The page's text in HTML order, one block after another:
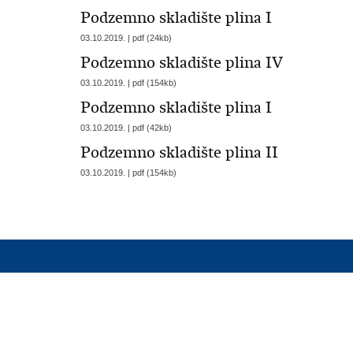
Podzemno skladište plina I
03.10.2019. | pdf (24kb)
Podzemno skladište plina IV
03.10.2019. | pdf (154kb)
Podzemno skladište plina I
03.10.2019. | pdf (42kb)
Podzemno skladište plina II
03.10.2019. | pdf (154kb)